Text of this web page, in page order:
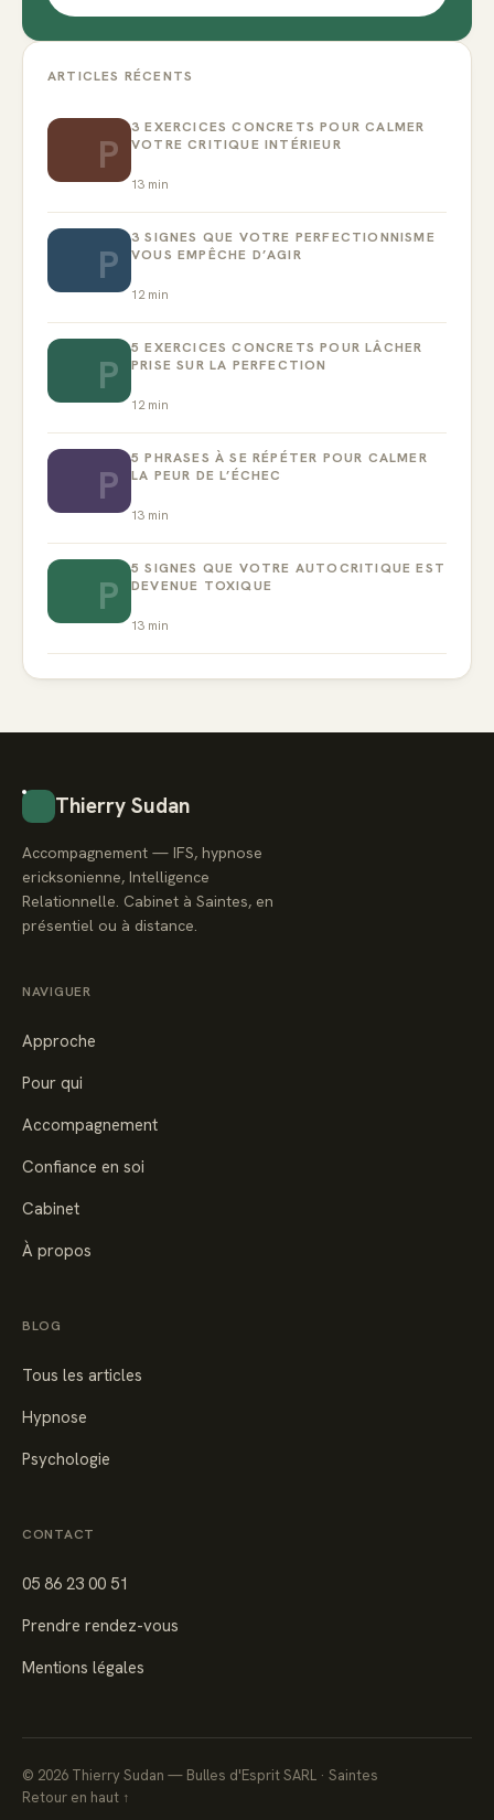
ARTICLES RÉCENTS
P
3 EXERCICES CONCRETS POUR CALMER
VOTRE CRITIQUE INTÉRIEUR
13 min
P
3 SIGNES QUE VOTRE PERFECTIONNISME
VOUS EMPÊCHE D’AGIR
12 min
P
5 EXERCICES CONCRETS POUR LÂCHER
PRISE SUR LA PERFECTION
12 min
P
5 PHRASES À SE RÉPÉTER POUR CALMER
LA PEUR DE L’ÉCHEC
13 min
P
5 SIGNES QUE VOTRE AUTOCRITIQUE EST
DEVENUE TOXIQUE
13 min
Thierry Sudan
Accompagnement — IFS, hypnose
ericksonienne, Intelligence
Relationnelle. Cabinet à Saintes, en
présentiel ou à distance.
NAVIGUER
Approche
Pour qui
Accompagnement
Confiance en soi
Cabinet
À propos
BLOG
Tous les articles
Hypnose
Psychologie
CONTACT
05 86 23 00 51
Prendre rendez-vous
Mentions légales
© 2026 Thierry Sudan — Bulles d'Esprit SARL · Saintes
Retour en haut ↑